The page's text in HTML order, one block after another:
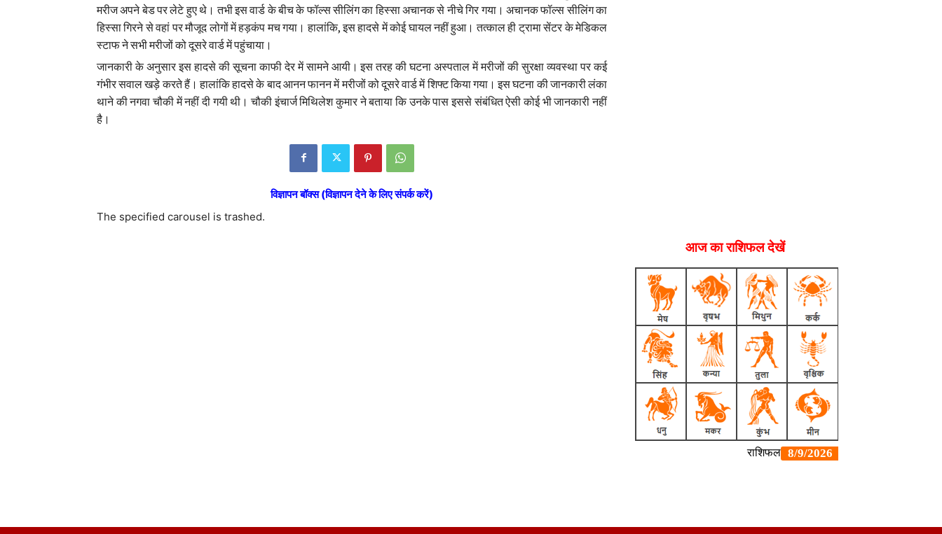
मरीज अपने बेड पर लेटे हुए थे। तभी इस वार्ड के बीच के फॉल्स सीलिंग का हिस्सा अचानक से नीचे गिर गया। अचानक फॉल्स सीलिंग का
हिस्सा गिरने से वहां पर मौजूद लोगों में हड़कंप मच गया। हालांकि, इस हादसे में कोई घायल नहीं हुआ। तत्काल ही ट्रामा सेंटर के मेडिकल
स्टाफ ने सभी मरीजों को दूसरे वार्ड में पहुंचाया।
जानकारी के अनुसार इस हादसे की सूचना काफी देर में सामने आयी। इस तरह की घटना अस्पताल में मरीजों की सुरक्षा व्यवस्था पर कई
गंभीर सवाल खड़े करते हैं। हालांकि हादसे के बाद आनन फानन में मरीजों को दूसरे वार्ड में शिफ्ट किया गया। इस घटना की जानकारी लंका
थाने की नगवा चौकी में नहीं दी गयी थी। चौकी इंचार्ज मिथिलेश कुमार ने बताया कि उनके पास इससे संबंधित ऐसी कोई भी जानकारी नहीं
है।
विज्ञापन बॉक्स (विज्ञापन देने के लिए संपर्क करें)
The specified carousel is trashed.
आज का राशिफल देखें